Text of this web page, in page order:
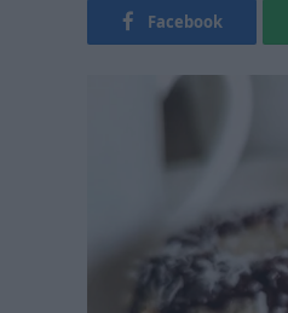
Facebook